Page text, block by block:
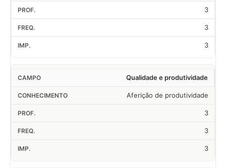
3
3
3
Qualidade e produtividade
Aferição de produtividade
3
3
3